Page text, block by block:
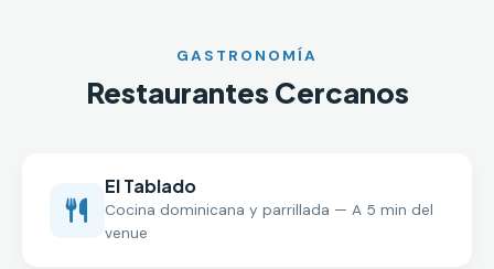
GASTRONOMÍA
Restaurantes Cercanos
El Tablado
Cocina dominicana y parrillada — A 5 min del
venue